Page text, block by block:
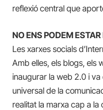
reflexió central que
NO ENS PODEM
Les xarxes socials
Amb elles, els blogs, els
inaugurar la web 2.0 i
universal de la
realitat la marxa cap a